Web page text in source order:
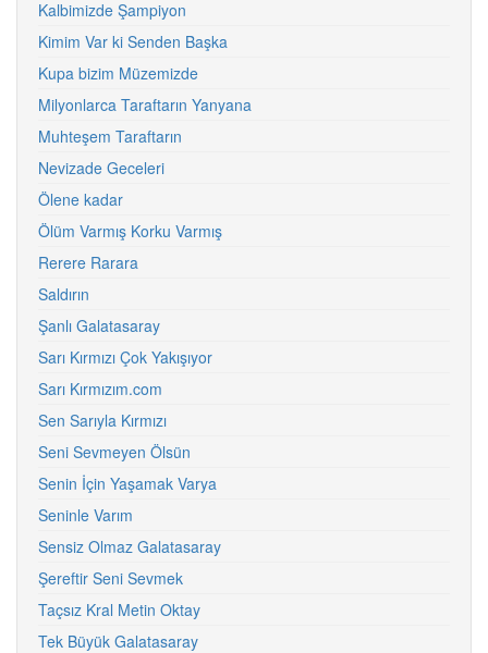
Kalbimizde Şampiyon
Kimim Var ki Senden Başka
Kupa bizim Müzemizde
Milyonlarca Taraftarın Yanyana
Muhteşem Taraftarın
Nevizade Geceleri
Ölene kadar
Ölüm Varmış Korku Varmış
Rerere Rarara
Saldırın
Şanlı Galatasaray
Sarı Kırmızı Çok Yakışıyor
Sarı Kırmızım.com
Sen Sarıyla Kırmızı
Seni Sevmeyen Ölsün
Senin İçin Yaşamak Varya
Seninle Varım
Sensiz Olmaz Galatasaray
Şereftir Seni Sevmek
Taçsız Kral Metin Oktay
Tek Büyük Galatasaray